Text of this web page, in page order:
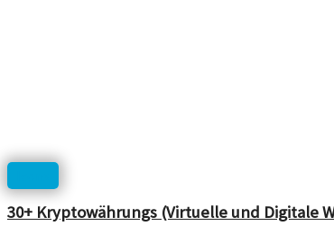
30+ Kryptowährungs (Virtuelle und Digitale